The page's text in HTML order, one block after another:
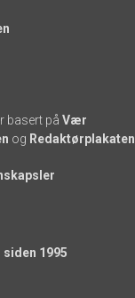
basert på Vær
og Redaktørplakaten
siden 1995